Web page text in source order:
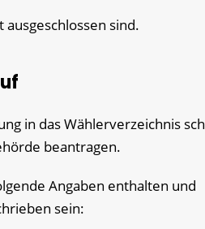
sind.
in das Wählerverzeichnis
beantragen.
Angaben enthalten und
sein: